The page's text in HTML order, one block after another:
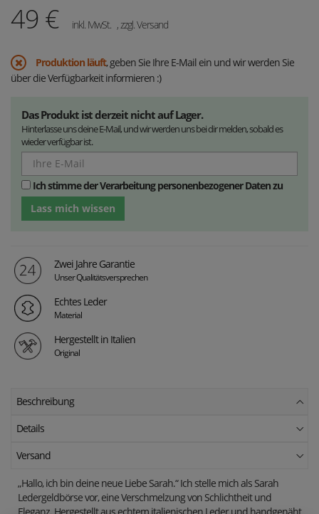
49 € inkl. MwSt. , zzgl. Versand
Produktion läuft, geben Sie Ihre E-Mail ein und wir werden Sie
über die Verfügbarkeit informieren :)
Das Produkt ist derzeit nicht auf Lager.
Hinterlasse uns deine E-Mail, und wir werden uns bei dir melden, sobald es
wieder verfügbar ist.
Ich stimme der Verarbeitung personenbezogener Daten zu
Lass mich wissen
Zwei Jahre Garantie
Unser Qualitätsversprechen
Echtes Leder
Material
Hergestellt in Italien
Original
Beschreibung
Details
Versand
„Hallo, ich bin deine neue Liebe Sarah.“ Ich stelle mich als Sarah
Ledergeldbörse vor, eine Verschmelzung von Schlichtheit und